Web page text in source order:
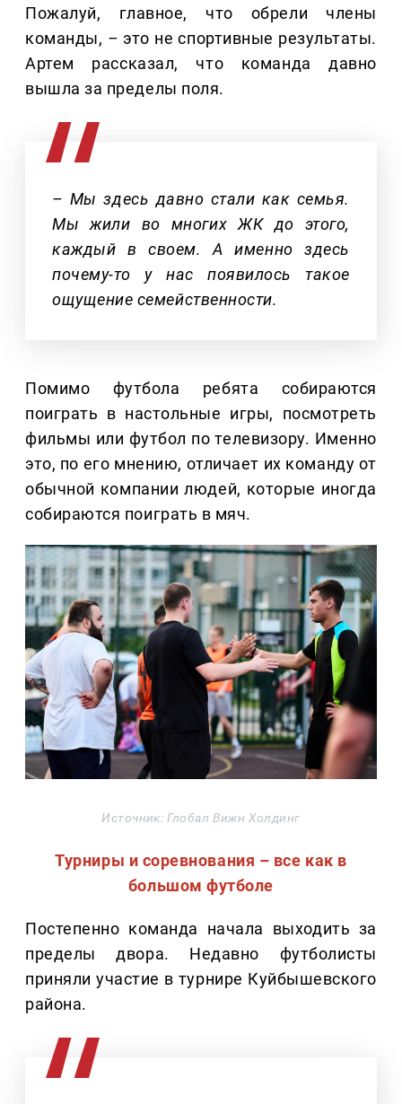
Пожалуй, главное, что обрели члены
команды, – это не спортивные результаты.
Артем рассказал, что команда давно
вышла за пределы поля.
– Мы здесь давно стали как семья.
Мы жили во многих ЖК до этого,
каждый в своем. А именно здесь
почему-то у нас появилось такое
ощущение семейственности.
Помимо футбола ребята собираются
поиграть в настольные игры, посмотреть
фильмы или футбол по телевизору. Именно
это, по его мнению, отличает их команду от
обычной компании людей, которые иногда
собираются поиграть в мяч.
Источник: Глобал Вижн Холдинг
Турниры и соревнования – все как в
большом футболе
Постепенно команда начала выходить за
пределы двора. Недавно футболисты
приняли участие в турнире Куйбышевского
района.